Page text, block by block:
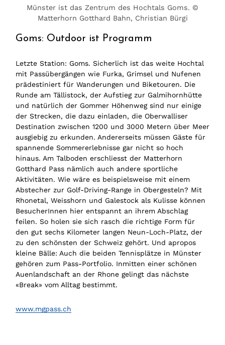
Münster ist das Zentrum des Hochtals Goms. ©
Matterhorn Gotthard Bahn, Christian Bürgi
Goms: Outdoor ist Programm
Letzte Station: Goms. Sicherlich ist das weite Hochtal
mit Passübergängen wie Furka, Grimsel und Nufenen
prädestiniert für Wanderungen und Biketouren. Die
Runde am Tällistock, der Aufstieg zur Galmihornhütte
und natürlich der Gommer Höhenweg sind nur einige
der Strecken, die dazu einladen, die Oberwalliser
Destination zwischen 1200 und 3000 Metern über Meer
ausgiebig zu erkunden. Andererseits müssen Gäste für
spannende Sommererlebnisse gar nicht so hoch
hinaus. Am Talboden erschliesst der Matterhorn
Gotthard Pass nämlich auch andere sportliche
Aktivitäten. Wie wäre es beispielsweise mit einem
Abstecher zur Golf-Driving-Range in Obergesteln? Mit
Rhonetal, Weisshorn und Galestock als Kulisse können
BesucherInnen hier entspannt an ihrem Abschlag
feilen. So holen sie sich rasch die richtige Form für
den gut sechs Kilometer langen Neun-Loch-Platz, der
zu den schönsten der Schweiz gehört. Und apropos
kleine Bälle: Auch die beiden Tennisplätze in Münster
gehören zum Pass-Portfolio. Inmitten einer schönen
Auenlandschaft an der Rhone gelingt das nächste
«Break» vom Alltag bestimmt.
www.mgpass.ch